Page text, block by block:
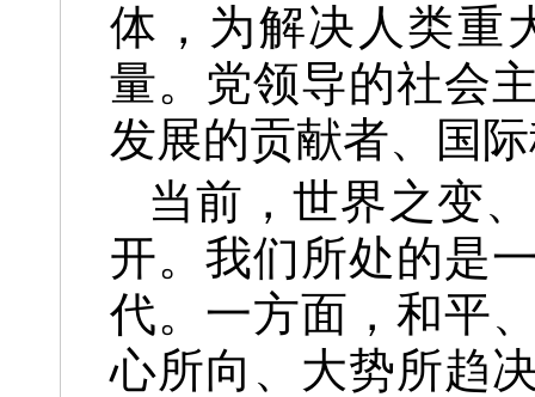
体，为解决人类重
量。党领导的社会
发展的贡献者、国
当前，世界之变
开。我们所处的是
代。一方面，和平
心所向、大势所趋